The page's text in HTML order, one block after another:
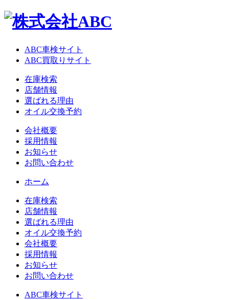
ABC車検サイト
ABC買取りサイト
在庫検索
店舗情報
選ばれる理由
オイル交換予約
会社概要
採用情報
お知らせ
お問い合わせ
ホーム
在庫検索
店舗情報
選ばれる理由
オイル交換予約
会社概要
採用情報
お知らせ
お問い合わせ
ABC車検サイト